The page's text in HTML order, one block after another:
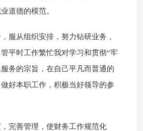
道德的模范。
服从组织安排，努力钻研业务，
平时工作繁忙我对学习和贯彻“牢
务的宗旨，在自己平凡而普通的
好本职工作，积极当好领导的参
完善管理，使财务工作规范化